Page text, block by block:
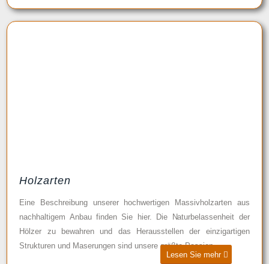
Holzarten
Eine Beschreibung unserer hochwertigen Massivholzarten aus
nachhaltigem Anbau finden Sie hier. Die Naturbelassenheit der
Hölzer zu bewahren und das Herausstellen der einzigartigen
Strukturen und Maserungen sind unsere größte Passion.
Lesen Sie mehr